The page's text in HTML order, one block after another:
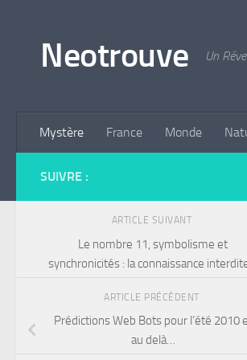
Neotrouve Un
Mystère France Monde
SUIVRE :
ARTICLE SUIVANT
Le nombre 11, symbolisme et
synchronicités : la connaissance
ARTICLE PRÉCÉDENT
Prédictions Web Bots pour l’été 2010
au delà…